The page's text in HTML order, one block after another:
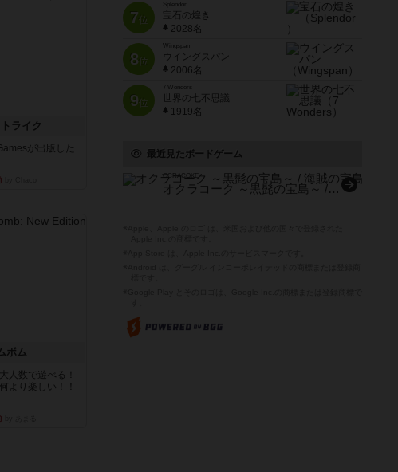
ライク
が出版した
ボム
人数で遊べる！
より楽しい！！
7位
宝石の煌き
2028名
8位
Wingspan
ウイングスパン
2006名
9位
7 Wonders
世界の七不思議
1919名
最近見たボードゲーム
OCRACOKE
オクラコーク ～黒髭の宝島～ / 海賊の宝島